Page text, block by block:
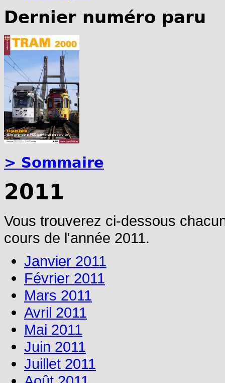
Dernier numéro paru
> Sommaire
2011
Vous trouverez ci-dessous
cours de l'année 2011.
Janvier 2011
Février 2011
Mars 2011
Avril 2011
Mai 2011
Juin 2011
Juillet 2011